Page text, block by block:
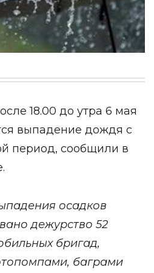
18.00 до утра 6 мая
выпадение дождя с
период, сообщили в
осадков
дежурство 52
бригад,
баграми